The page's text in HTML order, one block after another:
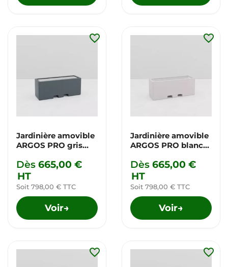
Jardinière amovible
ARGOS PRO gris
Dès 665,00 €
HT
Soit 798,00 € TTC
Voir→
favorite_border
Jardinière amovible
ARGOS PRO blanc
Dès 665,00 €
HT
Soit 798,00 € TTC
Voir→
favorite_border
favorite_border favorite_border